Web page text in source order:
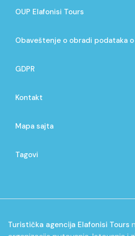
OUP Elafonisi Tours
Obaveštenje o obradi podataka
GDPR
Kontakt
Mapa sajta
Tagovi
Turistička agencija Elafonisi Tours